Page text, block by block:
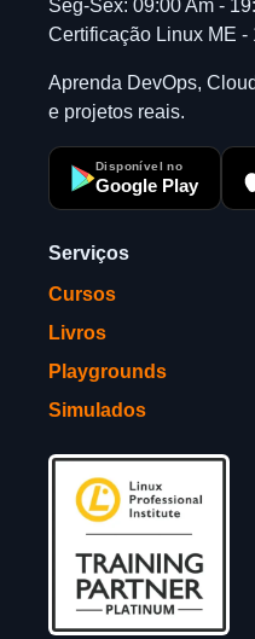
Seg-Sex: 09:00 Am -
Certificação Linux ME -
Aprenda DevOps,
e projetos reais.
Disponível no
Google Play
Serviços
Cursos
Livros
Playgrounds
Simulados